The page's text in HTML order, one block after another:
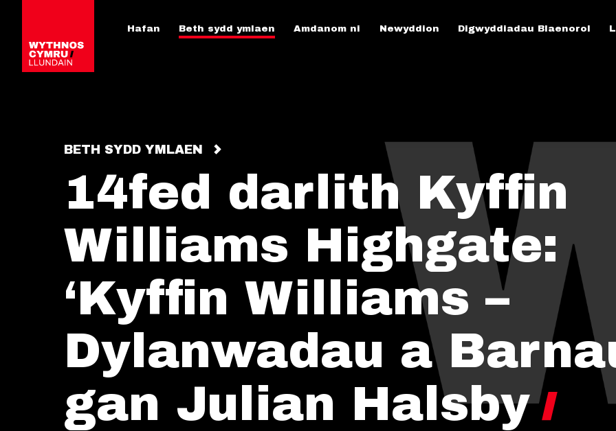
Hafan Beth sydd ymlaen Amdanom ni Newyddion Digwyddiadau Blaenorol
BETH SYDD YMLAEN
14fed darlith Kyffin
Williams Highgate:
‘Kyffin Williams –
Dylanwadau a
gan Julian Halsby